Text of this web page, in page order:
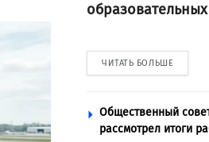
ЧИТАТЬ БОЛЬШЕ
Общественный
рассмотрел итоги